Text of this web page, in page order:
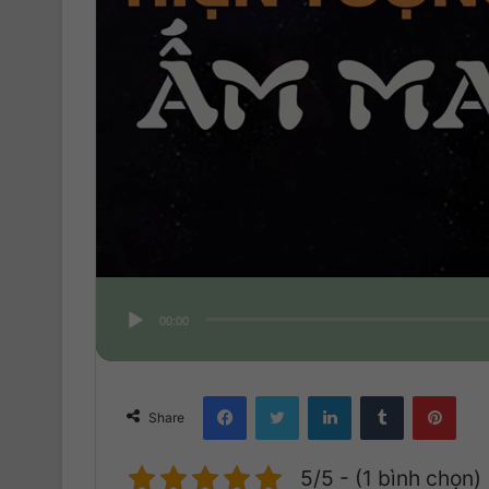
00:00
Share
5/5 - (1 bình chọn)